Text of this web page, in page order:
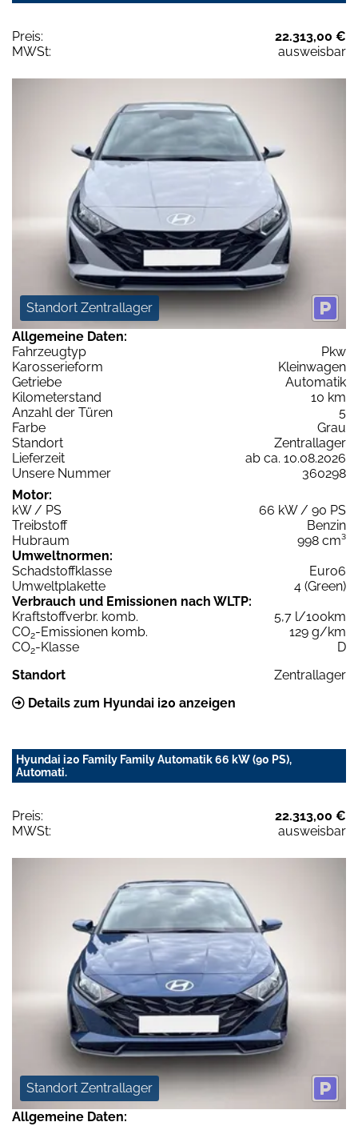
Preis:
22.313,00 €
MWSt:
ausweisbar
Standort Zentrallager
Allgemeine Daten:
Fahrzeugtyp
Pkw
Karosserieform
Kleinwagen
Getriebe
Automatik
Kilometerstand
10 km
Anzahl der Türen
5
Farbe
Grau
Standort
Zentrallager
Lieferzeit
ab ca. 10.08.2026
Unsere Nummer
360298
Motor:
kW / PS
66 kW / 90 PS
Treibstoff
Benzin
Hubraum
998 cm³
Umweltnormen:
Schadstoffklasse
Euro6
Umweltplakette
4 (Green)
Verbrauch und Emissionen nach WLTP:
Kraftstoffverbr. komb.
5,7 l/100km
CO2-Emissionen komb.
129 g/km
CO2-Klasse
D
Standort
Zentrallager
Details zum Hyundai i20 anzeigen
Hyundai i20 Family Family Automatik 66 kW (90 PS),
Automati.
Preis:
22.313,00 €
MWSt:
ausweisbar
Standort Zentrallager
Allgemeine Daten: